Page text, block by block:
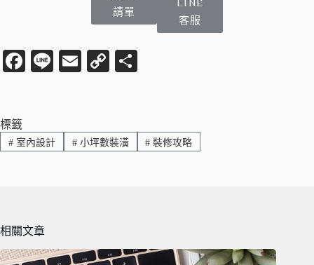
請單
LINE
客服
Fa
ok
Li
E
C
Li
nk
標籤
#室內設計 #小坪數裝潢 # 裝修攻略
相關文章